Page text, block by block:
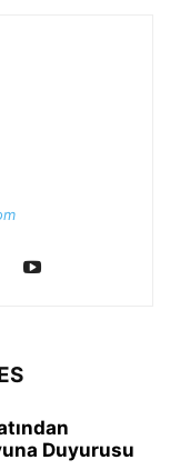
Duyurusu